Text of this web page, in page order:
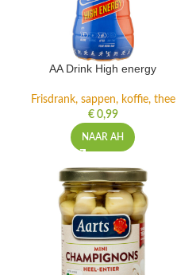
AA Drink High energy
Frisdrank, sappen, koffie, thee
€0,99
NAAR AH